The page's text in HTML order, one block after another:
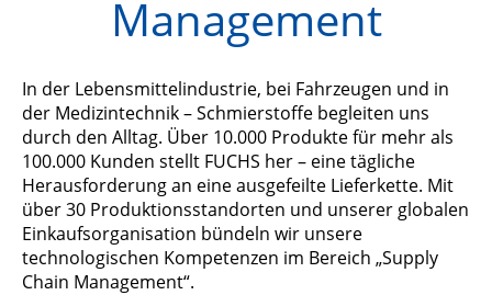
Management
In der Lebensmittelindustrie, bei Fahrzeugen und in
der Medizintechnik – Schmierstoffe begleiten uns
durch den Alltag. Über 10.000 Produkte für mehr als
100.000 Kunden stellt FUCHS her – eine tägliche
Herausforderung an eine ausgefeilte Lieferkette. Mit
über 30 Produktionsstandorten und unserer globalen
Einkaufsorganisation bündeln wir unsere
technologischen Kompetenzen im Bereich „Supply
Chain Management“.